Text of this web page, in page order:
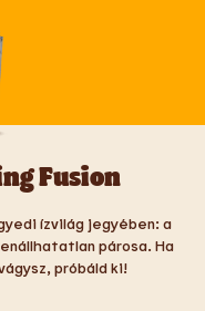
Fusion
ízvilág jegyében: a
párosa. Ha
próbáld ki!